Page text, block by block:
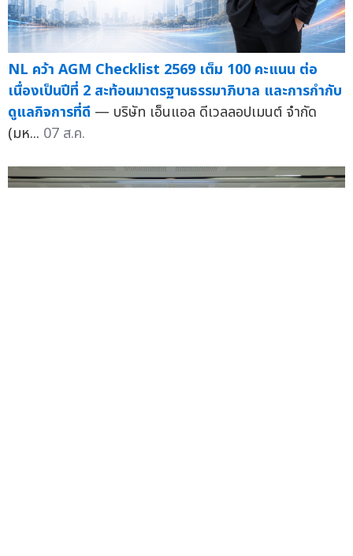
NL คว้า AGM Checklist 2569 เต็ม 100 คะแนน ต่อ
เนื่องเป็นปีที่ 2 สะท้อนมาตรฐานธรรมาภิบาล และการกำกับ
ดูแลกิจการที่ดี — บริษัท เอ็นแอล ดีเวลลอปเมนต์ จำกัด
(มห... 07 ส.ค.